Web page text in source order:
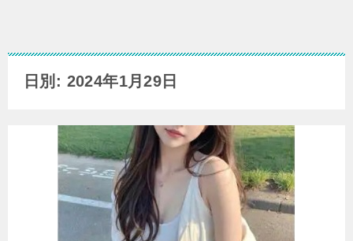
日別: 2024年1月29日